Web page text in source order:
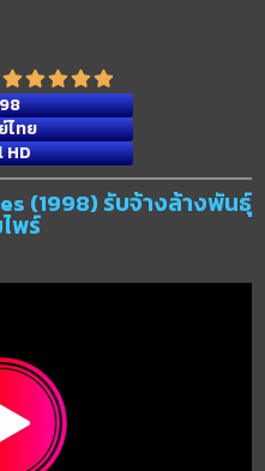
ไทย
HD
(1998) รับจ้างล้างพันธุ์
พร์